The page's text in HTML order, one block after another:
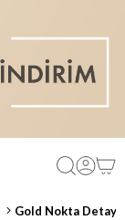
Gold Nokta Detay